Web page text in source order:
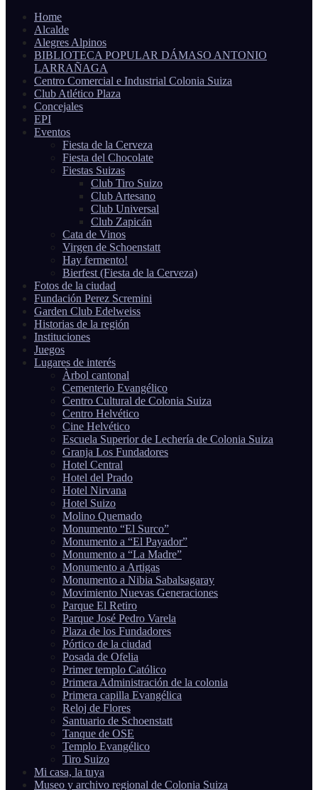
Home
Alcalde
Alegres Alpinos
BIBLIOTECA POPULAR DÁMASO ANTONIO
LARRAÑAGA
Centro Comercial e Industrial Colonia Suiza
Club Atlético Plaza
Concejales
EPI
Eventos
Fiesta de la Cerveza
Fiesta del Chocolate
Fiestas Suizas
Club Tiro Suizo
Club Artesano
Club Universal
Club Zapicán
Cata de Vinos
Virgen de Schoenstatt
Hay fermento!
Bierfest (Fiesta de la Cerveza)
Fotos de la ciudad
Fundación Perez Scremini
Garden Club Edelweiss
Historias de la región
Instituciones
Juegos
Lugares de interés
Àrbol cantonal
Cementerio Evangélico
Centro Cultural de Colonia Suiza
Centro Helvético
Cine Helvético
Escuela Superior de Lechería de Colonia Suiza
Granja Los Fundadores
Hotel Central
Hotel del Prado
Hotel Nirvana
Hotel Suizo
Molino Quemado
Monumento “El Surco”
Monumento a “El Payador”
Monumento a “La Madre”
Monumento a Artigas
Monumento a Nibia Sabalsagaray
Movimiento Nuevas Generaciones
Parque El Retiro
Parque José Pedro Varela
Plaza de los Fundadores
Pórtico de la ciudad
Posada de Ofelia
Primer templo Católico
Primera Administración de la colonia
Primera capilla Evangélica
Reloj de Flores
Santuario de Schoenstatt
Tanque de OSE
Templo Evangélico
Tiro Suizo
Mi casa, la tuya
Museo y archivo regional de Colonia Suiza